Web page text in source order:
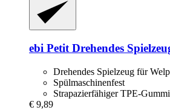
ebi Petit Drehendes
Drehendes Spielzeug für
Spülmaschinenfest
Strapazierfähiger TPE-Gummi
€ 9,89